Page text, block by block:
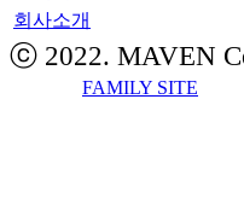
회사소개
ⓒ 2022. MAVEN
FAMILY SITE